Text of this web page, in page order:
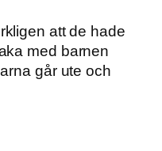
att de hade
med barnen
går ute och